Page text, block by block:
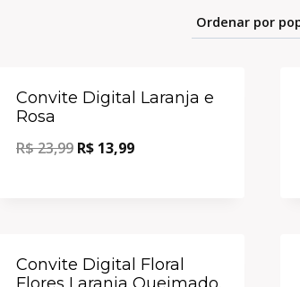
Convite Digital Laranja e
Rosa
R$23,99 R$ 13,99
Convite Digital Floral